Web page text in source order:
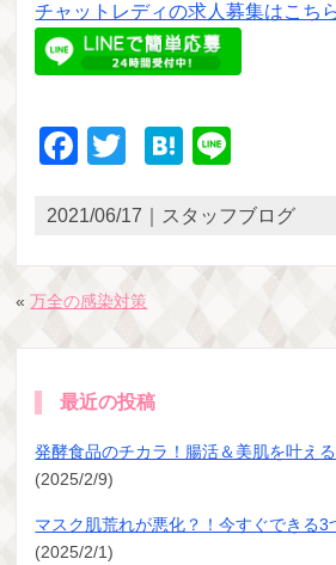
チャットレディの求人募集はこち
Facebook
TwitterHatena
2021/06/17｜スタッフブログ
«万全の感染対策
最近の投稿
発酵食品のチカラ！腸活＆美肌を叶え
(2025/2/9)
マスク肌荒れが悪化？！今すぐできる3
(2025/2/1)